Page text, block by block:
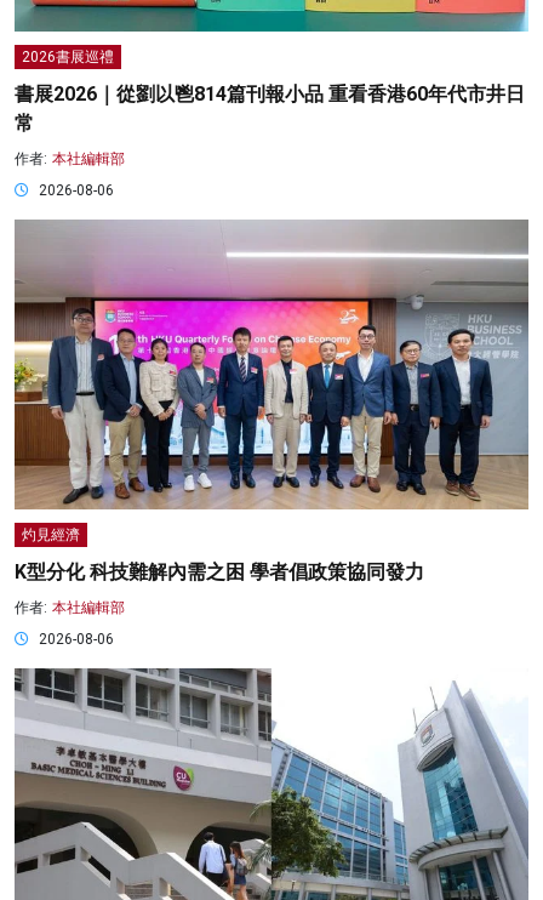
2026書展巡禮
書展2026｜從劉以鬯814篇刊報小品 重看香港60年代市井日
常
作者: 本社編輯部
2026-08-06
灼見經濟
K型分化 科技難解內需之困 學者倡政策協同發力
作者: 本社編輯部
2026-08-06